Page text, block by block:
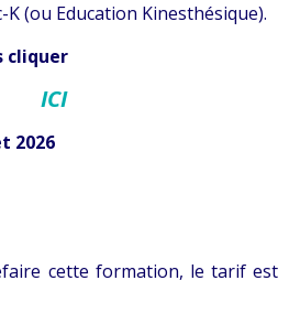
K (ou Education Kinesthésique).
cliquer
ICI
2026
cette formation, le tarif est